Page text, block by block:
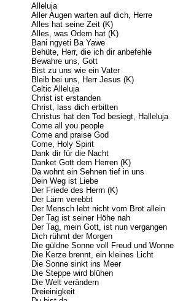
Alleluja
Aller Augen warten auf dich, Herre
Alles hat seine Zeit (K)
Alles, was Odem hat (K)
Bani ngyeti Ba Yawe
Behüte, Herr, die ich dir anbefehle
Bewahre uns, Gott
Bist zu uns wie ein Vater
Bleib bei uns, Herr Jesus (K)
Celtic Alleluja
Christ ist erstanden
Christ, lass dich erbitten
Christus hat den Tod besiegt, Halleluja
Come all you people
Come and praise God
Come, Holy Spirit
Dank dir für die Nacht
Danket Gott dem Herren (K)
Da wohnt ein Sehnen tief in uns
Dein Weg ist Liebe
Der Friede des Herrn (K)
Der Lärm verebbt
Der Mensch lebt nicht vom Brot allein
Der Tag ist seiner Höhe nah
Der Tag, mein Gott, ist nun vergangen
Dich rühmt der Morgen
Die güldne Sonne voll Freud und Wonne
Die Kerze brennt, ein kleines Licht
Die Sonne sinkt ins Meer
Die Steppe wird blühen
Die Welt verändern
Dreieinigkeit